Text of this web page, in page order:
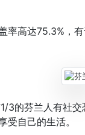
高达75.3%，有
芬兰人有社交
受自己的生活。